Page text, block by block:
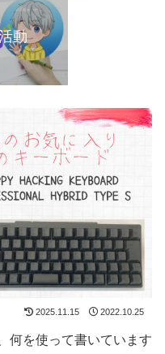
動
2025.11.15 2022.10.25
何を使って書いています